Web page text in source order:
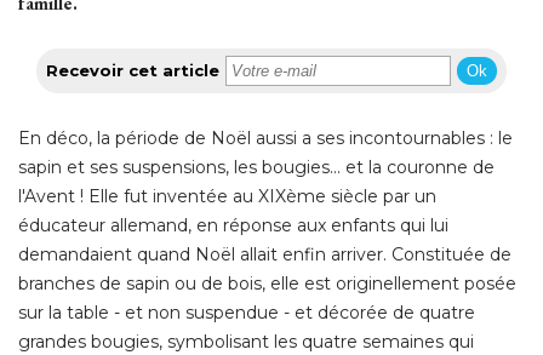
Recevoir cet article Ok
En déco, la période de Noël aussi a ses incontournables : le
sapin et ses suspensions, les bougies... et la couronne de
l'Avent ! Elle fut inventée au XIXème siècle par un
éducateur allemand, en réponse aux enfants qui lui
demandaient quand Noël allait enfin arriver. Constituée de
branches de sapin ou de bois, elle est originellement posée
sur la table - et non suspendue - et décorée de quatre
grandes bougies, symbolisant les quatre semaines qui